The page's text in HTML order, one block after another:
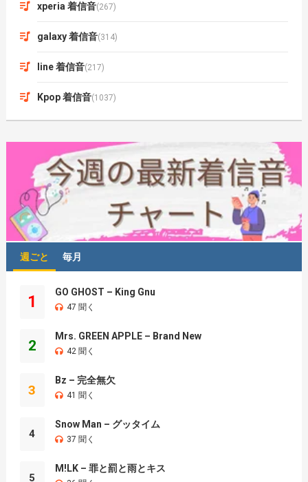
xperia 着信音(267)
galaxy 着信音(314)
line 着信音(217)
Kpop 着信音(1037)
週ごと 毎月
1
GO GHOST – King Gnu
47 聞く
2
Mrs. GREEN APPLE – Brand New
42 聞く
3
Bz – 完全無欠
41 聞く
4
Snow Man – グッタイム
37 聞く
5
M!LK – 罪と罰と雨とキス